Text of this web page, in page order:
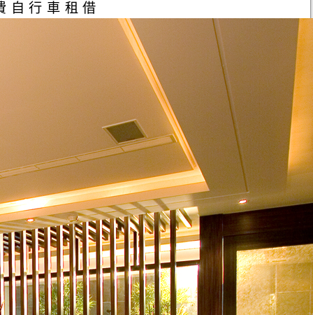
行車租借